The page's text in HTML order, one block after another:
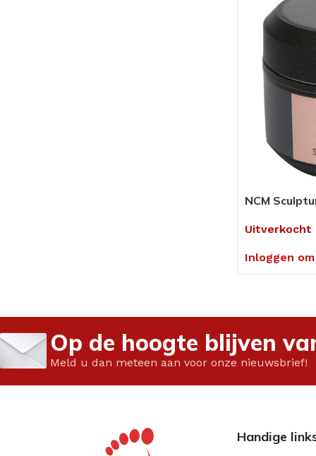
NCM
Uitverkocht
Inloggen
Op de hoogte blijven
Meld u dan meteen aan voor onze nieuwsbrief!
Handige